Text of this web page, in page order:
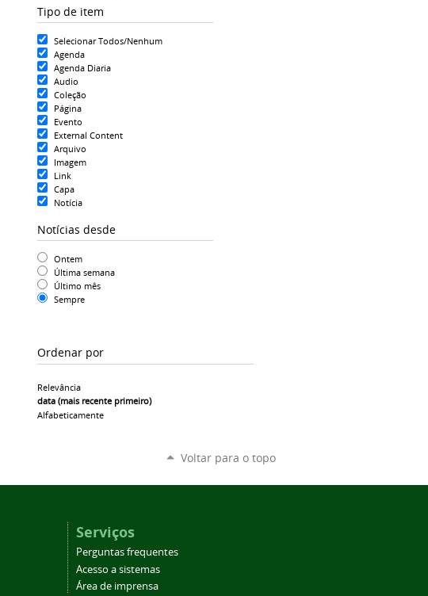
Tipo de item
Selecionar Todos/Nenhum
Agenda
Agenda Diaria
Audio
Coleção
Página
Evento
External Content
Arquivo
Imagem
Link
Capa
Notícia
Notícias desde
Ontem
Última semana
Último mês
Sempre
Ordenar por
Relevância
data (mais recente primeiro)
Alfabeticamente
Voltar para o topo
Serviços
Perguntas frequentes
Acesso a sistemas
Área de imprensa